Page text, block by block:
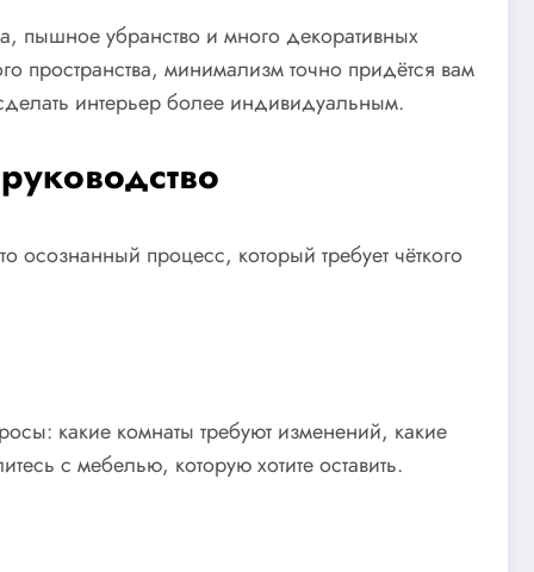
пышное убранство и много декоративных
пространства, минимализм точно придётся вам
интерьер более индивидуальным.
процесс, который требует чёткого
какие комнаты требуют изменений, какие
с мебелью, которую хотите оставить.